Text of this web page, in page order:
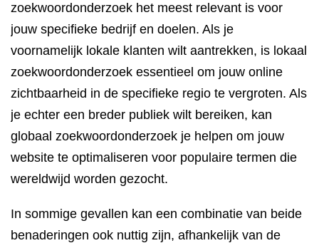
zoekwoordonderzoek het meest relevant is voor
jouw specifieke bedrijf en doelen. Als je
voornamelijk lokale klanten wilt aantrekken, is lokaal
zoekwoordonderzoek essentieel om jouw online
zichtbaarheid in de specifieke regio te vergroten. Als
je echter een breder publiek wilt bereiken, kan
globaal zoekwoordonderzoek je helpen om jouw
website te optimaliseren voor populaire termen die
wereldwijd worden gezocht.
In sommige gevallen kan een combinatie van beide
benaderingen ook nuttig zijn, afhankelijk van de